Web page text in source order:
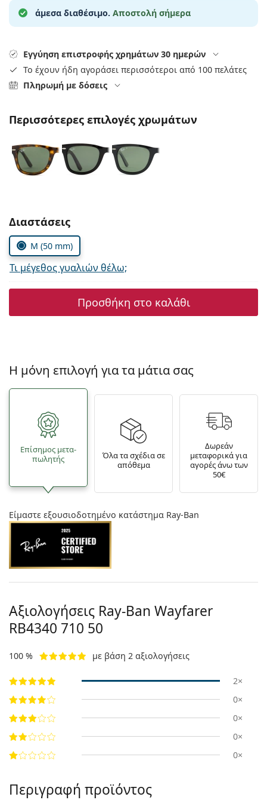
Όλες οι μάρκες
Persol
Prada
Όλες οι μάρκες
Όλα τα υγρά φακών
άμεσα διαθέσιμο. Αποστολή σήμερα
Εγγύηση επιστροφής χρημάτων 30 ημερών
Το έχουν ήδη αγοράσει περισσότεροι από 100 πελάτες
Πληρωμή με δόσεις
Περισσότερες επιλογές χρωμάτων
Συμπληρώστε τις παράμετρους
Διαστάσεις
M (50 mm)
Τι μέγεθος γυαλιών θέλω;
Προσθήκη στο καλάθι
Η μόνη επιλογή για τα μάτια σας
Επίσημος μετα­
πωλητής
Όλα τα σχέδια σε
απόθεμα
Δωρεάν
μεταφορικά για
αγορές άνω των
50€
Είμαστε εξουσιοδοτημένο κατάστημα Ray-Ban
Αξιολογήσεις Ray-Ban Wayfarer
RB4340 710 50
100 % με βάση 2 αξιολογήσεις
2×
0×
0×
0×
0×
Περιγραφή προϊόντος